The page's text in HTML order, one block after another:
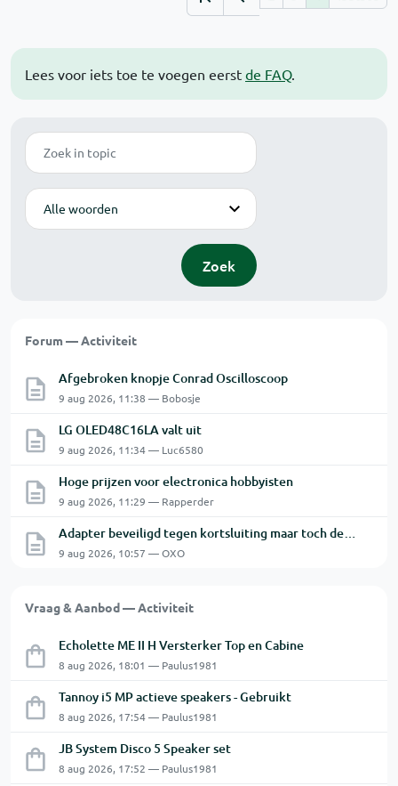
Lees voor iets toe te voegen eerst de FAQ.
Zoek
Modus
Zoek
Forum — Activiteit
Afgebroken knopje Conrad Oscilloscoop
9 aug 2026, 11:38 — Bobosje
LG OLED48C16LA valt uit
9 aug 2026, 11:34 — Luc6580
Hoge prijzen voor electronica hobbyisten
9 aug 2026, 11:29 — Rapperder
Adapter beveiligd tegen kortsluiting maar toch defect?
9 aug 2026, 10:57 — OXO
Vraag & Aanbod — Activiteit
Echolette ME II H Versterker Top en Cabine
8 aug 2026, 18:01 — Paulus1981
Tannoy i5 MP actieve speakers - Gebruikt
8 aug 2026, 17:54 — Paulus1981
JB System Disco 5 Speaker set
8 aug 2026, 17:52 — Paulus1981